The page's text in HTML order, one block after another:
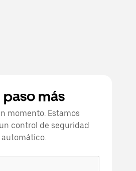
paso más
momento. Estamos
control de seguridad
automático.